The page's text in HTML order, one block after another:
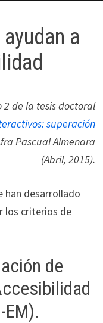
a
de la tesis doctoral
superación
Pascual Almenara
(Abril, 2015).
han desarrollado
los criterios de
de